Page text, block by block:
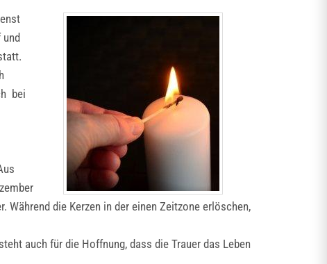
bei
Während die Kerzen in der einen Zeitzone erlöschen,
auch für die Hoffnung, dass die Trauer das Leben